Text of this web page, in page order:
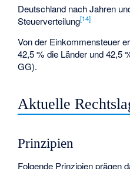
Deutschland nach Jahren
Steuerverteilung[14]
Von der Einkommensteuer
42,5 % die Länder und 42,5
GG).
Aktuelle
Prinzipien
Folgende Prinzipien prägen